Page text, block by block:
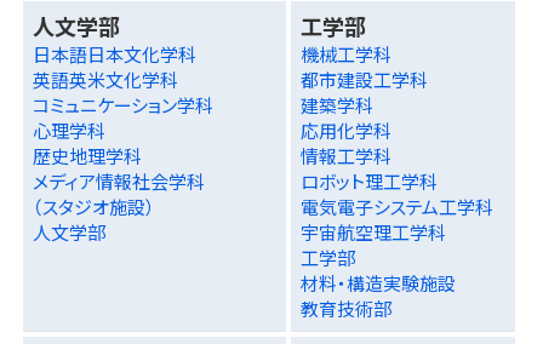
人文学部
日本語日本文化学科
英語英米文化学科
コミュニケーション学科
心理学科
歴史地理学科
メディア情報社会学科
（スタジオ施設）
人文学部
工学部
機械工学科
都市建設工学科
建築学科
応用化学科
情報工学科
ロボット理工学科
電気電子システム工学科
宇宙航空理工学科
工学部
材料・構造実験施設
教育技術部